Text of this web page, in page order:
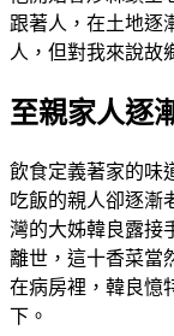
跟著人，在土地逐
人，但對我來說故
至親家人逐
飲食定義著家的味
吃飯的親人卻逐漸
灣的大姊韓良露接
離世，這十香菜當
在病房裡，韓良憶
下。